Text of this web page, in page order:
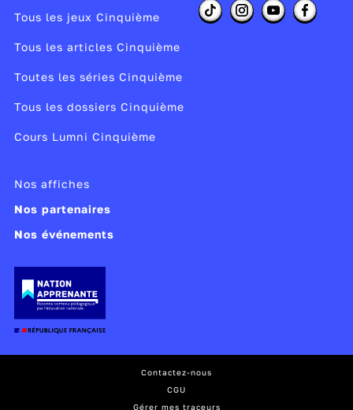
Tous les jeux Cinquième
Tous les articles Cinquième
Toutes les séries Cinquième
Tous les dossiers Cinquième
Cours Lumni Cinquième
Nos affiches
Nos partenaires
Nos événements
Contactez-nous
CGU
Gérer mes traceurs